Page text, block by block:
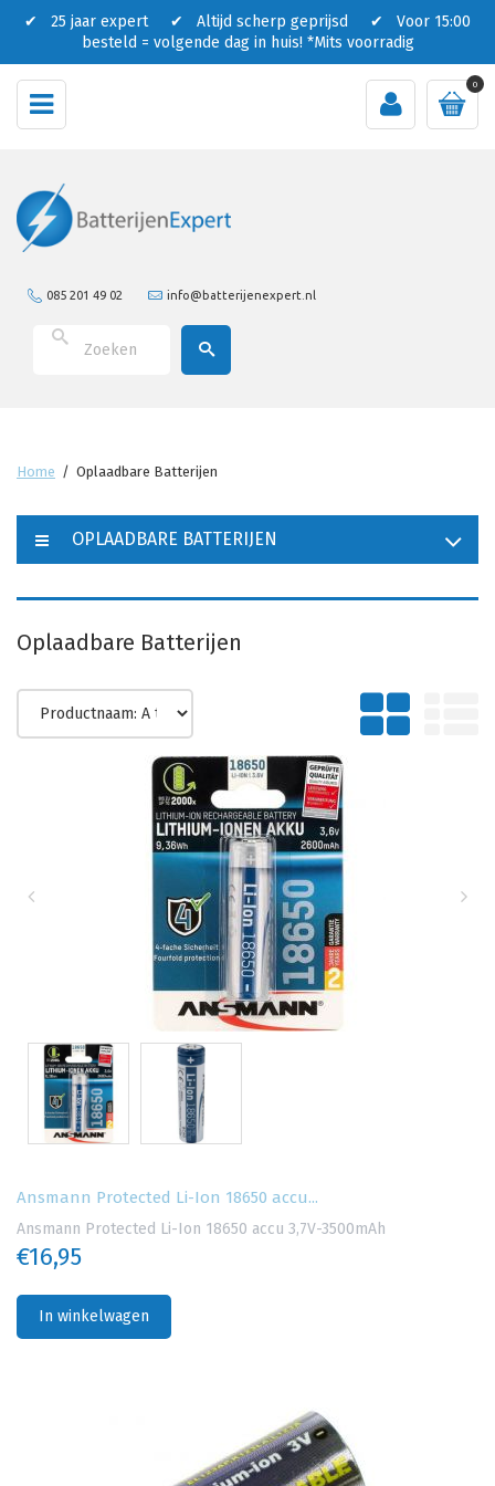
✔ 25 jaar expert ✔ Altijd scherp geprijsd ✔ Voor 15:00
besteld = volgende dag in huis! *Mits voorradig
0
085 201 49 02 info@batterijenexpert.nl
Home / Oplaadbare Batterijen
OPLAADBARE BATTERIJEN
Oplaadbare Batterijen
Ansmann Protected Li-Ion 18650 accu...
Ansmann Protected Li-Ion 18650 accu 3,7V-3500mAh
€16,95
In winkelwagen